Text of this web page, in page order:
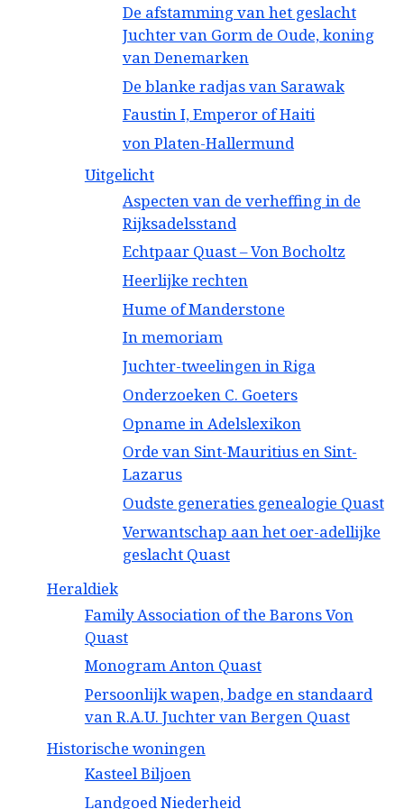
De afstamming van het geslacht
Juchter van Gorm de Oude, koning
van Denemarken
De blanke radjas van Sarawak
Faustin I, Emperor of Haiti
von Platen-Hallermund
Uitgelicht
Aspecten van de verheffing in de
Rijksadelsstand
Echtpaar Quast – Von Bocholtz
Heerlijke rechten
Hume of Manderstone
In memoriam
Juchter-tweelingen in Riga
Onderzoeken C. Goeters
Opname in Adelslexikon
Orde van Sint-Mauritius en Sint-
Lazarus
Oudste generaties genealogie Quast
Verwantschap aan het oer-adellijke
geslacht Quast
Heraldiek
Family Association of the Barons Von
Quast
Monogram Anton Quast
Persoonlijk wapen, badge en standaard
van R.A.U. Juchter van Bergen Quast
Historische woningen
Kasteel Biljoen
Landgoed Niederheid